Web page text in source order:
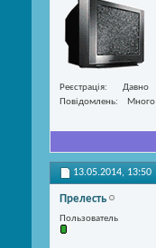
Реєстрація
Давно
Повідомлень
Много
13.05.2014, 13:50
Прелесть
Пользователь